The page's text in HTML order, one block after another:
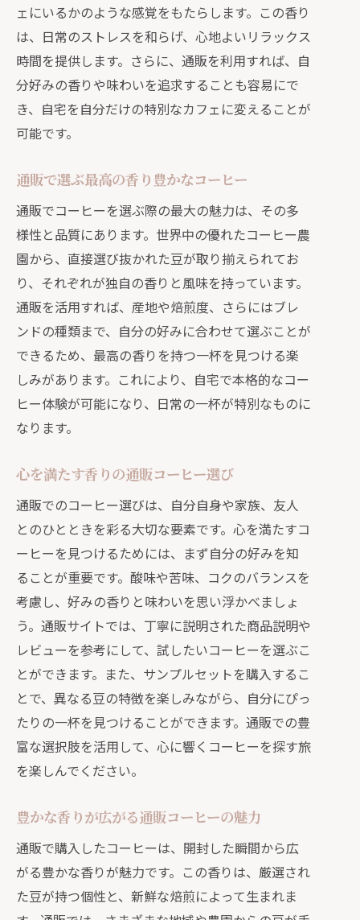
ェにいるかのような感覚をもたらします。この香り
は、日常のストレスを和らげ、心地よいリラックス
時間を提供します。さらに、通販を利用すれば、自
分好みの香りや味わいを追求することも容易にで
き、自宅を自分だけの特別なカフェに変えることが
可能です。
通販で選ぶ最高の香り豊かなコーヒー
通販でコーヒーを選ぶ際の最大の魅力は、その多
様性と品質にあります。世界中の優れたコーヒー農
園から、直接選び抜かれた豆が取り揃えられてお
り、それぞれが独自の香りと風味を持っています。
通販を活用すれば、産地や焙煎度、さらにはブレ
ンドの種類まで、自分の好みに合わせて選ぶことが
できるため、最高の香りを持つ一杯を見つける楽
しみがあります。これにより、自宅で本格的なコー
ヒー体験が可能になり、日常の一杯が特別なものに
なります。
心を満たす香りの通販コーヒー選び
通販でのコーヒー選びは、自分自身や家族、友人
とのひとときを彩る大切な要素です。心を満たすコ
ーヒーを見つけるためには、まず自分の好みを知
ることが重要です。酸味や苦味、コクのバランスを
考慮し、好みの香りと味わいを思い浮かべましょ
う。通販サイトでは、丁寧に説明された商品説明や
レビューを参考にして、試したいコーヒーを選ぶこ
とができます。また、サンプルセットを購入するこ
とで、異なる豆の特徴を楽しみながら、自分にぴっ
たりの一杯を見つけることができます。通販での豊
富な選択肢を活用して、心に響くコーヒーを探す旅
を楽しんでください。
豊かな香りが広がる通販コーヒーの魅力
通販で購入したコーヒーは、開封した瞬間から広
がる豊かな香りが魅力です。この香りは、厳選され
た豆が持つ個性と、新鮮な焙煎によって生まれま